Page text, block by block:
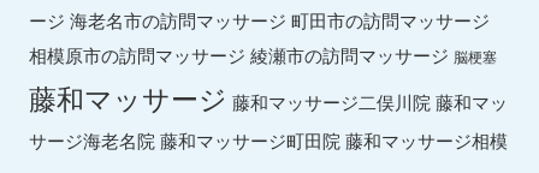
ージ 海老名市の訪問マッサージ 町田市の訪問マッサージ
相模原市の訪問マッサージ 綾瀬市の訪問マッサージ 脳梗塞
藤和マッサージ 藤和マッサージ二俣川院 藤和マッ
サージ海老名院 藤和マッサージ町田院 藤和マッサージ相模